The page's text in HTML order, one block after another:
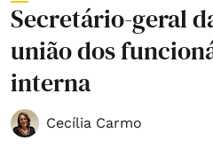
Secretário-geral
união dos
interna
Cecília Carmo